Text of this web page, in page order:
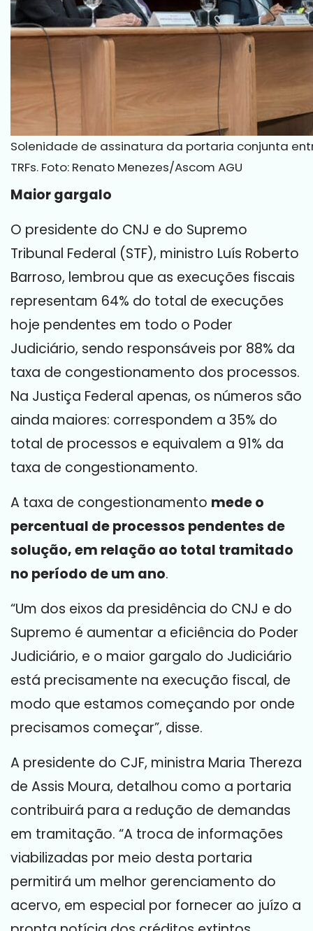
Solenidade de assinatura da portaria conjunta entre
TRFs. Foto: Renato Menezes/Ascom AGU
Maior gargalo
O presidente do CNJ e do Supremo
Tribunal Federal (STF), ministro Luís Roberto
Barroso, lembrou que as execuções fiscais
representam 64% do total de execuções
hoje pendentes em todo o Poder
Judiciário, sendo responsáveis por 88% da
taxa de congestionamento dos processos.
Na Justiça Federal apenas, os números são
ainda maiores: correspondem a 35% do
total de processos e equivalem a 91% da
taxa de congestionamento.
A taxa de congestionamento mede o
percentual de processos pendentes de
solução, em relação ao total tramitado
no período de um ano.
“Um dos eixos da presidência do CNJ e do
Supremo é aumentar a eficiência do Poder
Judiciário, e o maior gargalo do Judiciário
está precisamente na execução fiscal, de
modo que estamos começando por onde
precisamos começar”, disse.
A presidente do CJF, ministra Maria Thereza
de Assis Moura, detalhou como a portaria
contribuirá para a redução de demandas
em tramitação. “A troca de informações
viabilizadas por meio desta portaria
permitirá um melhor gerenciamento do
acervo, em especial por fornecer ao juízo a